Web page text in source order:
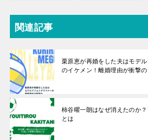
関連記事
栗原恵が再婚をした夫はモデ
のイケメン！離婚理由が衝撃の
柿谷曜一朗はなぜ消えたのか
とは